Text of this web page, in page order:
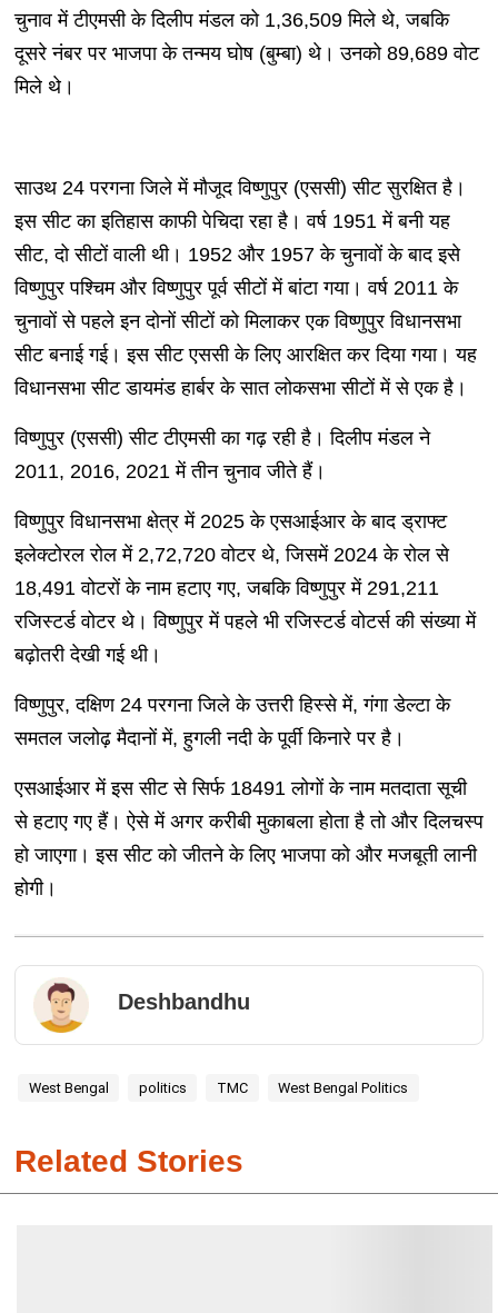
चुनाव में टीएमसी के दिलीप मंडल को 1,36,509 मिले थे, जबकि
दूसरे नंबर पर भाजपा के तन्मय घोष (बुम्बा) थे। उनको 89,689 वोट
मिले थे।
साउथ 24 परगना जिले में मौजूद विष्णुपुर (एससी) सीट सुरक्षित है।
इस सीट का इतिहास काफी पेचिदा रहा है। वर्ष 1951 में बनी यह
सीट, दो सीटों वाली थी। 1952 और 1957 के चुनावों के बाद इसे
विष्णुपुर पश्चिम और विष्णुपुर पूर्व सीटों में बांटा गया। वर्ष 2011 के
चुनावों से पहले इन दोनों सीटों को मिलाकर एक विष्णुपुर विधानसभा
सीट बनाई गई। इस सीट एससी के लिए आरक्षित कर दिया गया। यह
विधानसभा सीट डायमंड हार्बर के सात लोकसभा सीटों में से एक है।
विष्णुपुर (एससी) सीट टीएमसी का गढ़ रही है। दिलीप मंडल ने
2011, 2016, 2021 में तीन चुनाव जीते हैं।
विष्णुपुर विधानसभा क्षेत्र में 2025 के एसआईआर के बाद ड्राफ्ट
इलेक्टोरल रोल में 2,72,720 वोटर थे, जिसमें 2024 के रोल से
18,491 वोटरों के नाम हटाए गए, जबकि विष्णुपुर में 291,211
रजिस्टर्ड वोटर थे। विष्णुपुर में पहले भी रजिस्टर्ड वोटर्स की संख्या में
बढ़ोतरी देखी गई थी।
विष्णुपुर, दक्षिण 24 परगना जिले के उत्तरी हिस्से में, गंगा डेल्टा के
समतल जलोढ़ मैदानों में, हुगली नदी के पूर्वी किनारे पर है।
एसआईआर में इस सीट से सिर्फ 18491 लोगों के नाम मतदाता सूची
से हटाए गए हैं। ऐसे में अगर करीबी मुकाबला होता है तो और दिलचस्प
हो जाएगा। इस सीट को जीतने के लिए भाजपा को और मजबूती लानी
होगी।
Deshbandhu
West Bengal politics TMC West Bengal Politics
Related Stories